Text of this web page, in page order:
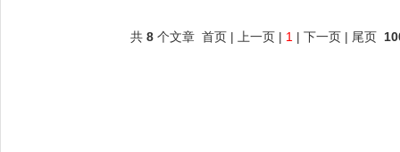
共 8 个文章 首页 | 上一页 | 1 | 下一页 | 尾页